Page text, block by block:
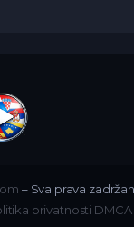
– Sva prava
privatnosti DMCA